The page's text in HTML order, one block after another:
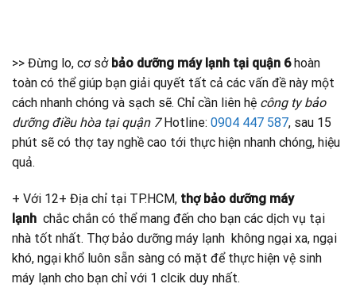
>> Đừng lo, cơ sởbảo dưỡng máy lạnh tại quận 6hoàn
toàn có thể giúp bạn giải quyết tất cả các vấn đề này một
cách nhanh chóng và sạch sẽ. Chỉ cần liên hệ công ty bảo
dưỡng điều hòa tại quận 7 Hotline: 0904 447 587, sau 15
phút sẽ có thợ tay nghề cao tới thực hiện nhanh chóng, hiệu
quả.
+ Với 12+ Địa chỉ tại TP.HCM, thợ bảo dưỡng máy
lạnh chắc chắn có thể mang đến cho bạn các dịch vụ tại
nhà tốt nhất. Thợ bảo dưỡng máy lạnh không ngại xa, ngại
khó, ngại khổ luôn sẵn sàng có mặt để thực hiện vệ sinh
máy lạnh cho bạn chỉ với 1 clcik duy nhất.